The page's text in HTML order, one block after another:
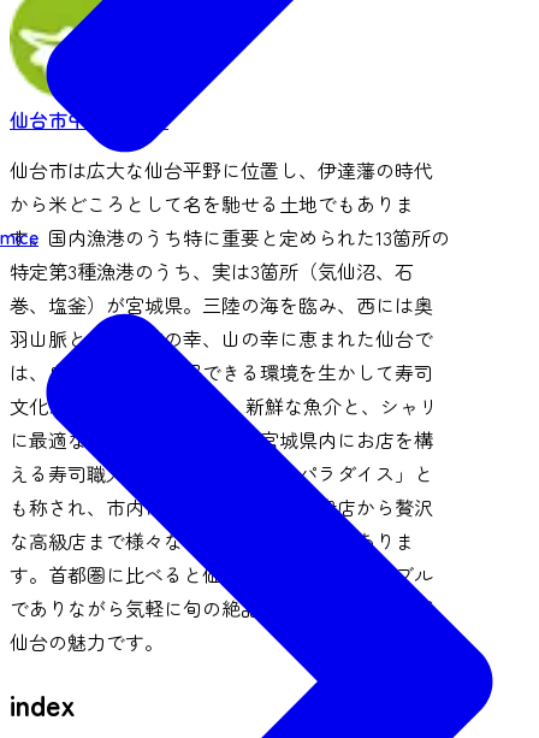
mice
仙台市中心
グルメ
仙台市は広大な仙台平野に位置し、伊達藩の時代
から米どころとして名を馳せる土地でもありま
す。国内漁港のうち特に重要と定められた13箇所の
特定第3種漁港のうち、実は3箇所（気仙沼、石
巻、塩釜）が宮城県。三陸の海を臨み、西には奥
羽山脈という、海の幸、山の幸に恵まれた仙台で
は、良質な食材を確保できる環境を生かして寿司
文化が発展してきました。 新鮮な魚介と、シャリ
に最適な米が揃うこの街は、宮城県内にお店を構
える寿司職人たちの間で「寿司のパラダイス」と
も称され、市内にはカジュアルな大衆店から贅沢
な高級店まで様々なスタイルの寿司店がありま
す。首都圏に比べると価格はどこもリーズナブル
でありながら気軽に旬の絶品寿司が味わえるのが
仙台の魅力です。
index